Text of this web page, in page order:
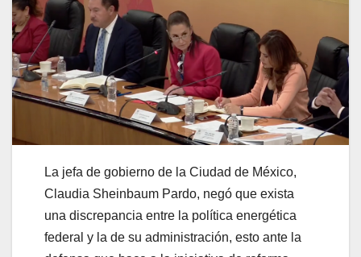
La jefa de gobierno de la Ciudad de México,
Claudia Sheinbaum Pardo, negó que exista
una discrepancia entre la política energética
federal y la de su administración, esto ante la